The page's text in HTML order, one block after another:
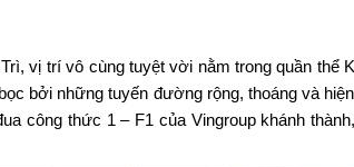
vị trí vô cùng tuyệt vời nằm trong quần thể
bởi những tuyến đường rộng, thoáng và
công thức 1 – F1 của Vingroup khánh